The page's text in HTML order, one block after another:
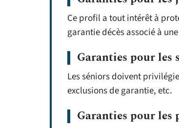
Ce profil a tout intérêt à
garantie décès associé à
Garanties pour les
Les séniors doivent
exclusions de garantie, etc.
Garanties pour les